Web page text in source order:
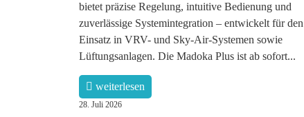
bietet präzise Regelung, intuitive Bedienung und
zuverlässige Systemintegration – entwickelt für den
Einsatz in VRV- und Sky-Air-Systemen sowie
Lüftungsanlagen. Die Madoka Plus ist ab sofort...
weiterlesen
28. Juli 2026